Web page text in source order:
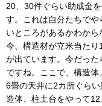
20、30件ぐらい助成金
す。これは自分たちで
いところがあるかわから
今、構造材が立米当た
が出ています。今だっ
ですね。ここで、構造
6畳の天井に2カ所ぐら
造体、柱土台をやって